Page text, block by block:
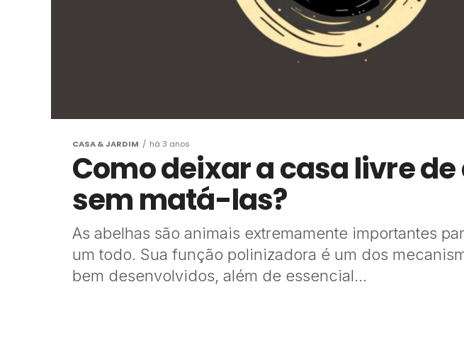
CASA & JARDIM há 3 anos
Como deixar a casa livre
sem matá-las?
As abelhas são animais extremamente importantes
um todo. Sua função polinizadora é um dos
bem desenvolvidos, além de essencial...